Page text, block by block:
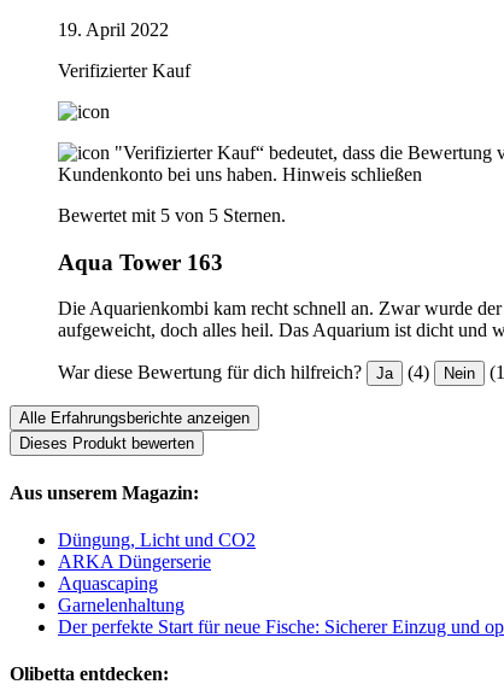
19. April 2022
Verifizierter Kauf
"Verifizierter Kauf“ bedeutet, dass die Bewertung
Kundenkonto bei uns haben. Hinweis schließen
Bewertet mit 5 von 5 Sternen.
Aqua Tower 163
Die Aquarienkombi kam recht schnell an. Zwar wurde
aufgeweicht, doch alles heil. Das Aquarium ist dicht und
War diese Bewertung für dich hilfreich? Ja (4) Nein
Alle Erfahrungsberichte anzeigen
Dieses Produkt bewerten
Aus unserem Magazin:
Düngung, Licht und CO2
ARKA Düngerserie
Aquascaping
Garnelenhaltung
Der perfekte Start für neue Fische: Sicherer Einzug und
Olibetta entdecken: